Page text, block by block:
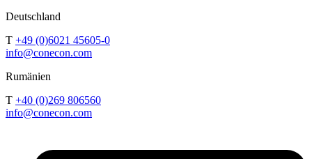
Deutschland
T +49 (0)6021 45605-0
info@conecon.com
Rumänien
T +40 (0)269 806560
info@conecon.com